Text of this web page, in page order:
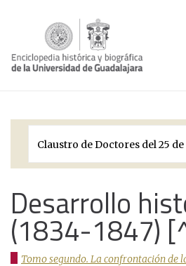
Períodos
Galería
Documentos
Desarrollo
(1834-1847)
Tomo segundo. La confrontación de